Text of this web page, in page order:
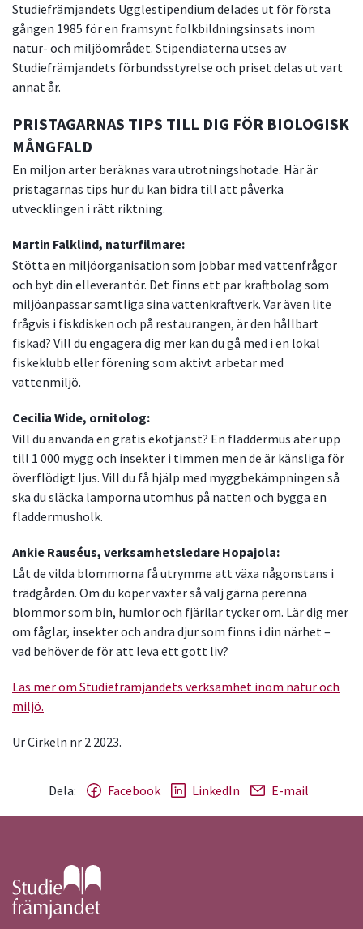
Studiefrämjandets Ugglestipendium delades ut för första
gången 1985 för en framsynt folkbildningsinsats inom
natur- och miljöområdet. Stipendiaterna utses av
Studiefrämjandets förbundsstyrelse och priset delas ut vart
annat år.
PRISTAGARNAS TIPS TILL DIG FÖR BIOLOGISK
MÅNGFALD
En miljon arter beräknas vara utrotningshotade. Här är
pristagarnas tips hur du kan bidra till att påverka
utvecklingen i rätt riktning.
Martin Falklind, naturfilmare:
Stötta en miljöorganisation som jobbar med vattenfrågor
och byt din elleverantör. Det finns ett par kraftbolag som
miljöanpassar samtliga sina vattenkraftverk. Var även lite
frågvis i fiskdisken och på restaurangen, är den hållbart
fiskad? Vill du engagera dig mer kan du gå med i en lokal
fiskeklubb eller förening som aktivt arbetar med
vattenmiljö.
Cecilia Wide, ornitolog:
Vill du använda en gratis ekotjänst? En fladdermus äter upp
till 1 000 mygg och insekter i timmen men de är känsliga för
överflödigt ljus. Vill du få hjälp med myggbekämpningen så
ska du släcka lamporna utomhus på natten och bygga en
fladdermusholk.
Ankie Rauséus, verksamhetsledare Hopajola:
Låt de vilda blommorna få utrymme att växa någonstans i
trädgården. Om du köper växter så välj gärna perenna
blommor som bin, humlor och fjärilar tycker om. Lär dig mer
om fåglar, insekter och andra djur som finns i din närhet –
vad behöver de för att leva ett gott liv?
Läs mer om Studiefrämjandets verksamhet inom natur och
miljö.
Ur Cirkeln nr 2 2023.
Dela: Facebook LinkedIn E-mail
Gå till studiefrämjandets startsida